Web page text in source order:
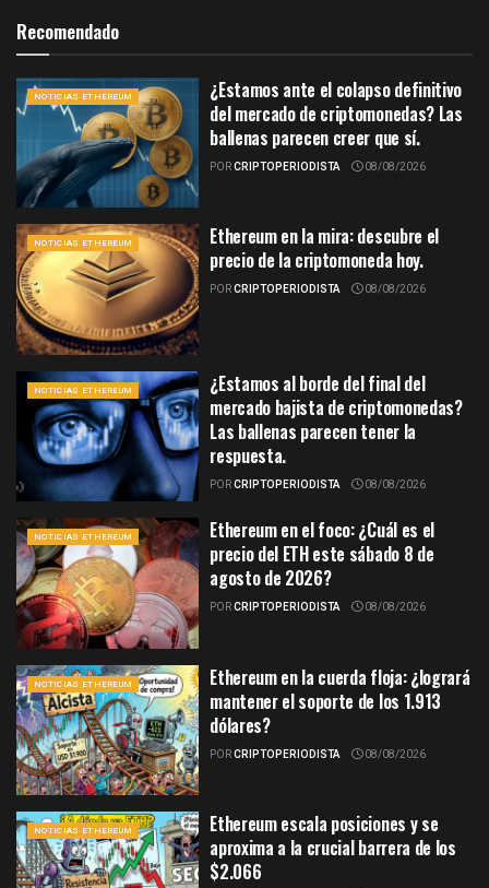
Recomendado
NOTICIAS ETHEREUM
¿Estamos ante el colapso definitivo
del mercado de criptomonedas? Las
ballenas parecen creer que sí.
PORCRIPTOPERIODISTA 08/08/2026
NOTICIAS ETHEREUM
Ethereum en la mira: descubre el
precio de la criptomoneda hoy.
PORCRIPTOPERIODISTA 08/08/2026
NOTICIAS ETHEREUM
¿Estamos al borde del final del
mercado bajista de criptomonedas?
Las ballenas parecen tener la
respuesta.
PORCRIPTOPERIODISTA 08/08/2026
NOTICIAS ETHEREUM
Ethereum en el foco: ¿Cuál es el
precio del ETH este sábado 8 de
agosto de 2026?
PORCRIPTOPERIODISTA 08/08/2026
NOTICIAS ETHEREUM
Ethereum en la cuerda floja: ¿logrará
mantener el soporte de los 1.913
dólares?
PORCRIPTOPERIODISTA 08/08/2026
NOTICIAS ETHEREUM
Ethereum escala posiciones y se
aproxima a la crucial barrera de los
$2.066